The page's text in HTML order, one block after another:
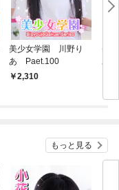
美少女学園 川野り
あ Paet.100
2,310
美
あ
もっと見る